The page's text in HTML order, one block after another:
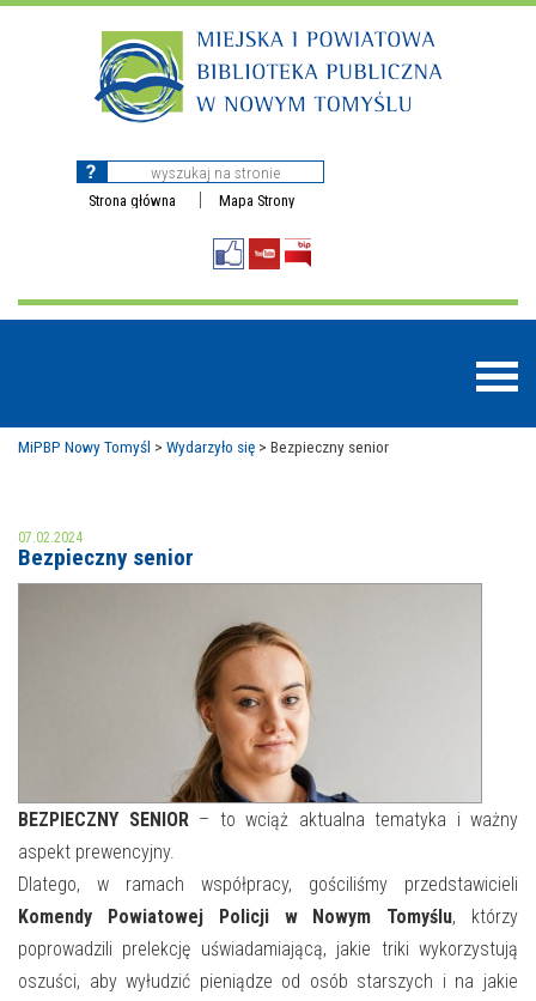
Strona główna Mapa Strony
MOJE KONTO
NAJBLIŻSZE WYDARZENIA
WYDARZENIA BIEŻĄCE
WYDARZYŁO SIĘ
STREFA WIEDZY O REGIONIE
STREFA KOLORU
FORMY STAŁE
NASZE FILIE
POLECANE STRONY
WYDARZENIA KULTURALNE
MiPBP Nowy Tomyśl > Wydarzyło się > Bezpieczny senior
07.02.2024
Bezpieczny senior
BEZPIECZNY SENIOR– to wciąż aktualna tematyka i ważny
aspekt prewencyjny.
Dlatego, w ramach współpracy, gościliśmy przedstawicieli
Komendy Powiatowej Policji w Nowym Tomyślu, którzy
poprowadzili prelekcję uświadamiającą, jakie triki wykorzystują
oszuści, aby wyłudzić pieniądze od osób starszych i na jakie